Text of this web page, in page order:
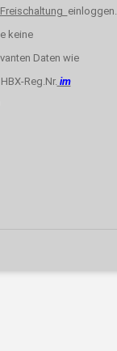
einloggen.
keine
Daten wie
Reg.Nr. im